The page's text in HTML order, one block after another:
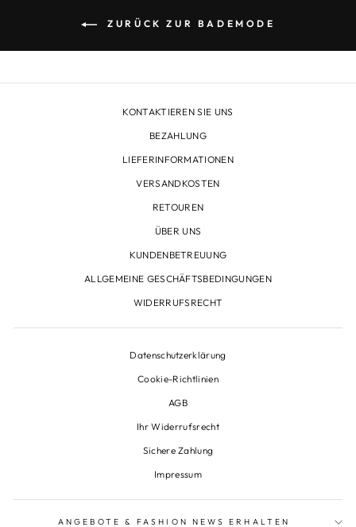
ZURÜCK ZUR BADEMODE
KONTAKTIEREN SIE UNS
BEZAHLUNG
LIEFERINFORMATIONEN
VERSANDKOSTEN
RETOUREN
ÜBER UNS
KUNDENBETREUUNG
ALLGEMEINE GESCHÄFTSBEDINGUNGEN
WIDERRUFSRECHT
Datenschutzerklärung
Cookie-Richtlinien
AGB
Ihr Widerrufsrecht
Sichere Zahlung
Impressum
ANGEBOTE & FASHION NEWS ERHALTEN